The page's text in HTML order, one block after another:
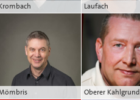
Laufach
Oberer Kahlgrund